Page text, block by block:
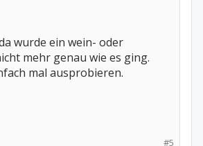
wurde ein wein- oder
mehr genau wie es ging.
mal ausprobieren.
#5